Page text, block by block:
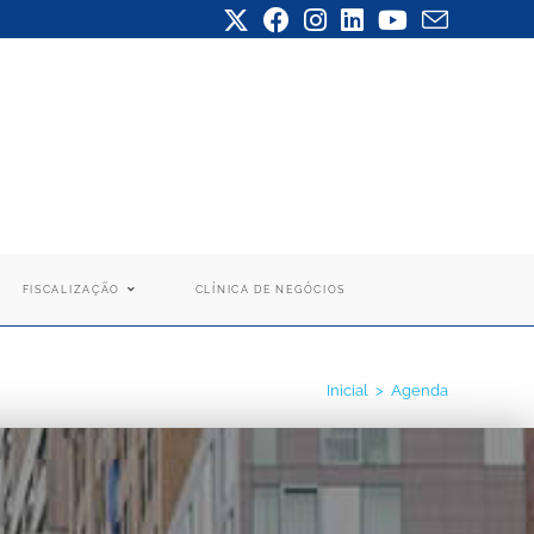
FISCALIZAÇÃO CLÍNICA DE NEGÓCIOS
Inicial > Agenda